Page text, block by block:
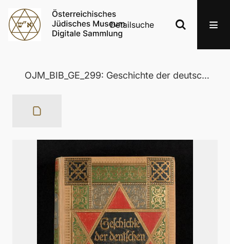
Detailsuche
OJM_BIB_GE_299: Geschichte der deutschen Juden